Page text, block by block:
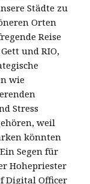
Städte zu
Orten
Reise
und RIO,
wie
Stress
weil
könnten
Segen für
Hohepriester
Digital Officer